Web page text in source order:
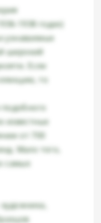
1938 годах)
узнаваемых
широкий
Если
то
известных
от 700
Мало того,
самых